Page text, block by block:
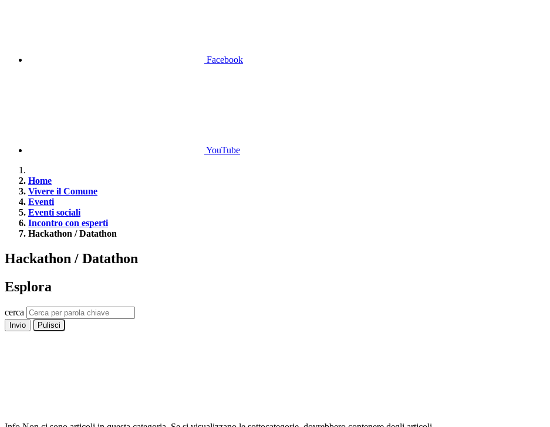
Facebook
YouTube
Home
Vivere il Comune
Eventi
Eventi sociali
Incontro con esperti
Hackathon / Datathon
Hackathon / Datathon
Esplora
cerca
Invio Pulisci